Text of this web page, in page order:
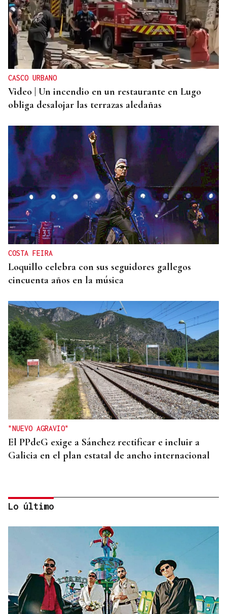
CASCO URBANO
Video | Un incendio en un restaurante en Lugo
obliga desalojar las terrazas aledañas
COSTA FEIRA
Loquillo celebra con sus seguidores gallegos
cincuenta años en la música
"NUEVO AGRAVIO"
El PPdeG exige a Sánchez rectificar e incluir a
Galicia en el plan estatal de ancho internacional
GRAN CONCIERTO
Lo último